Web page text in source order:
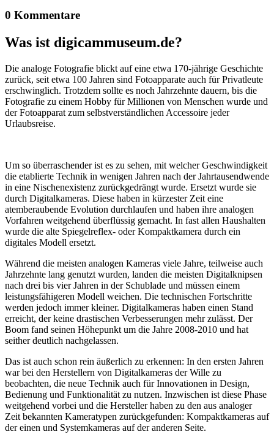
0 Kommentare
Was ist digicammuseum.de?
Die analoge Fotografie blickt auf eine etwa 170-jährige Geschichte
zurück, seit etwa 100 Jahren sind Fotoapparate auch für Privatleute
erschwinglich. Trotzdem sollte es noch Jahrzehnte dauern, bis die
Fotografie zu einem Hobby für Millionen von Menschen wurde und
der Fotoapparat zum selbstverständlichen Accessoire jeder
Urlaubsreise.
Um so überraschender ist es zu sehen, mit welcher Geschwindigkeit
die etablierte Technik in wenigen Jahren nach der Jahrtausendwende
in eine Nischenexistenz zurückgedrängt wurde. Ersetzt wurde sie
durch Digitalkameras. Diese haben in kürzester Zeit eine
atemberaubende Evolution durchlaufen und haben ihre analogen
Vorfahren weitgehend überflüssig gemacht. In fast allen Haushalten
wurde die alte Spiegelreflex- oder Kompaktkamera durch ein
digitales Modell ersetzt.
Während die meisten analogen Kameras viele Jahre, teilweise auch
Jahrzehnte lang genutzt wurden, landen die meisten Digitalknipsen
nach drei bis vier Jahren in der Schublade und müssen einem
leistungsfähigeren Modell weichen. Die technischen Fortschritte
werden jedoch immer kleiner. Digitalkameras haben einen Stand
erreicht, der keine drastischen Verbesserungen mehr zulässt. Der
Boom fand seinen Höhepunkt um die Jahre 2008-2010 und hat
seither deutlich nachgelassen.
Das ist auch schon rein äußerlich zu erkennen: In den ersten Jahren
war bei den Herstellern von Digitalkameras der Wille zu
beobachten, die neue Technik auch für Innovationen in Design,
Bedienung und Funktionalität zu nutzen. Inzwischen ist diese Phase
weitgehend vorbei und die Hersteller haben zu den aus analoger
Zeit bekannten Kameratypen zurückgefunden: Kompaktkameras auf
der einen und Systemkameras auf der anderen Seite.